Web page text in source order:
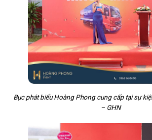
Bục phát biểu Hoàng Phong cung cấp tại sự
– GHN